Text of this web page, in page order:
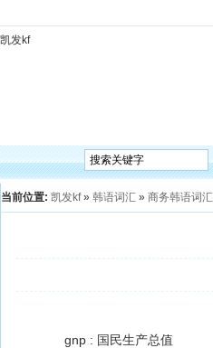
凯发kf
当前位置: 凯发kf» 韩语词汇 » 商务韩语词汇
gnp : 国民生产总值